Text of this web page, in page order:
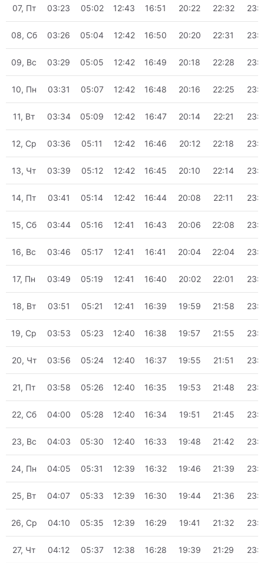
07, Пт 03:23 05:02 12:43 16:51 20:22 22:32
08, Сб 03:26 05:04 12:42 16:50 20:20 22:31
09, Вс 03:29 05:05 12:42 16:49 20:18 22:28
10, Пн 03:31 05:07 12:42 16:48 20:16 22:25
11, Вт 03:34 05:09 12:42 16:47 20:14 22:21
12, Ср 03:36 05:11 12:42 16:46 20:12 22:18
13, Чт 03:39 05:12 12:42 16:45 20:10 22:14
14, Пт 03:41 05:14 12:42 16:44 20:08 22:11
15, Сб 03:44 05:16 12:41 16:43 20:06 22:08
16, Вс 03:46 05:17 12:41 16:41 20:04 22:04
17, Пн 03:49 05:19 12:41 16:40 20:02 22:01
18, Вт 03:51 05:21 12:41 16:39 19:59 21:58
19, Ср 03:53 05:23 12:40 16:38 19:57 21:55
20, Чт 03:56 05:24 12:40 16:37 19:55 21:51
21, Пт 03:58 05:26 12:40 16:35 19:53 21:48
22, Сб 04:00 05:28 12:40 16:34 19:51 21:45
23, Вс 04:03 05:30 12:40 16:33 19:48 21:42
24, Пн 04:05 05:31 12:39 16:32 19:46 21:39
25, Вт 04:07 05:33 12:39 16:30 19:44 21:36
26, Ср 04:10 05:35 12:39 16:29 19:41 21:32
27, Чт 04:12 05:37 12:38 16:28 19:39 21:29